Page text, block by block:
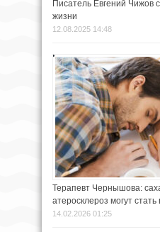
Писатель Евгений Чижов
жизни
12.08.2025 14:48
Терапевт Чернышова:
атеросклероз могут
14.02.2026 01:25